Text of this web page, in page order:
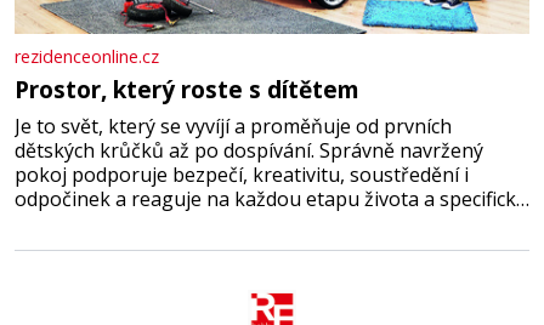
rezidenceonline.cz
Prostor, který roste s dítětem
Je to svět, který se vyvíjí a proměňuje od prvních
dětských krůčků až po dospívání. Správně navržený
pokoj podporuje bezpečí, kreativitu, soustředění i
odpočinek a reaguje na každou etapu života a specifické
měkkost a bezpečí, proto by pokoj miminka měl působit